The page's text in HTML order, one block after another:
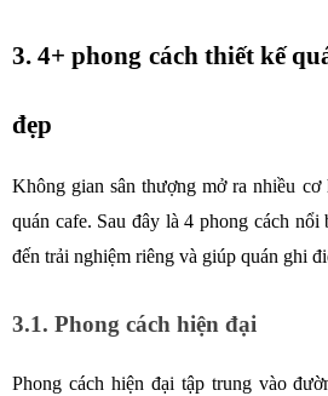
3. 4+ phong cách thiết kế
đẹp
Không gian sân thượng mở ra nhiều cơ
quán cafe. Sau đây là 4 phong cách nổi
đến trải nghiệm riêng và giúp quán ghi
3.1. Phong cách hiện đại
Phong cách hiện đại tập trung vào